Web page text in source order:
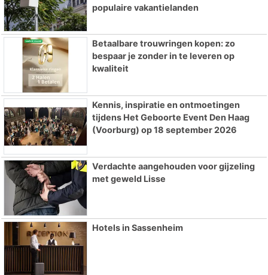
populaire vakantielanden
Betaalbare trouwringen kopen: zo
bespaar je zonder in te leveren op
kwaliteit
Kennis, inspiratie en ontmoetingen
tijdens Het Geboorte Event Den Haag
(Voorburg) op 18 september 2026
Verdachte aangehouden voor gijzeling
met geweld Lisse
Hotels in Sassenheim